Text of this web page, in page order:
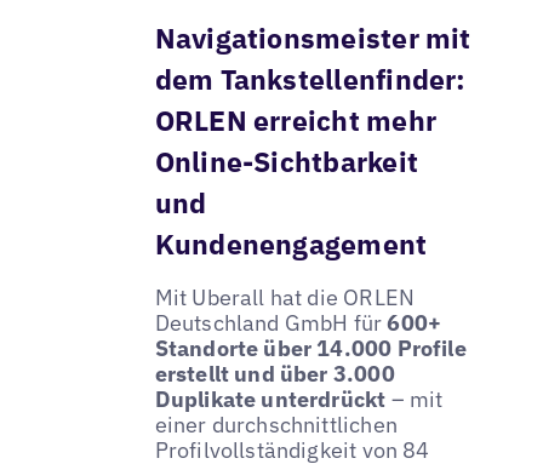
Navigationsmeister mit
dem Tankstellenfinder:
ORLEN erreicht mehr
Online-Sichtbarkeit
und
Kundenengagement
Mit Uberall hat die ORLEN
Deutschland GmbH für600+
Standorte über 14.000 Profile
erstellt und über 3.000
Duplikate unterdrückt – mit
einer durchschnittlichen
Profilvollständigkeit von 84